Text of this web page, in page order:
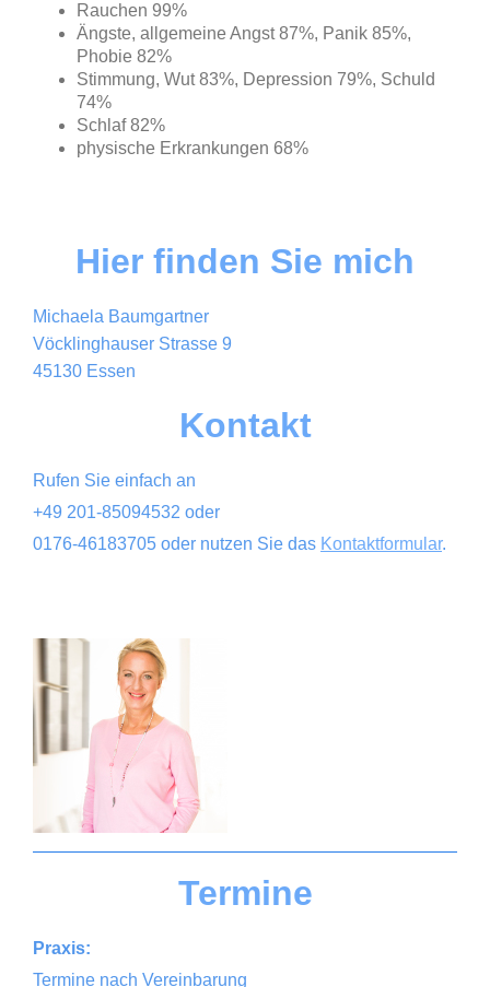
Rauchen 99%
Ängste, allgemeine Angst 87%, Panik 85%,
Phobie 82%
Stimmung, Wut 83%, Depression 79%, Schuld
74%
Schlaf 82%
physische Erkrankungen 68%
Hier finden Sie mich
Michaela Baumgartner
Vöcklinghauser Strasse 9
45130 Essen
Kontakt
Rufen Sie einfach an
+49 201-85094532 oder
0176-46183705 oder nutzen Sie das Kontaktformular.
Termine
Praxis:
Termine nach Vereinbarung